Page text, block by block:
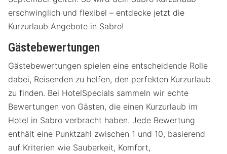
erschwinglich und flexibel – entdecke jetzt die
Kurzurlaub Angebote in Sabro!
Gästebewertungen
Gästebewertungen spielen eine entscheidende Rolle
dabei, Reisenden zu helfen, den perfekten Kurzurlaub
zu finden. Bei HotelSpecials sammeln wir echte
Bewertungen von Gästen, die einen Kurzurlaub im
Hotel in Sabro verbracht haben. Jede Bewertung
enthält eine Punktzahl zwischen 1 und 10, basierend
auf Kriterien wie Sauberkeit, Komfort,